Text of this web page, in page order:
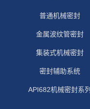
普通机械密封
金属波纹管密封
集装式机械密封
密封辅助系统
API682机械密封系列